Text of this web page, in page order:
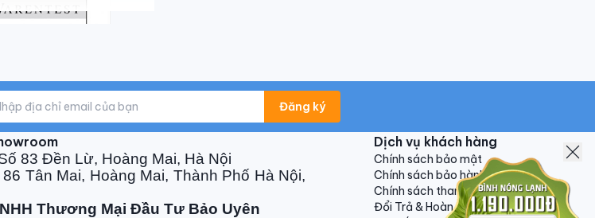
Đăng ký
83 Đền Lừ, Hoàng Mai, Hà Nội
Tân Mai, Hoàng Mai, Thành Phố Hà Nội,
Thương Mại Đầu Tư Bảo Uyên
Dịch vụ khách hàng
Chính sách bảo mật
Chính sách bảo hành
Chính sách thanh toán
Đổi Trả & Hoàn Tiền